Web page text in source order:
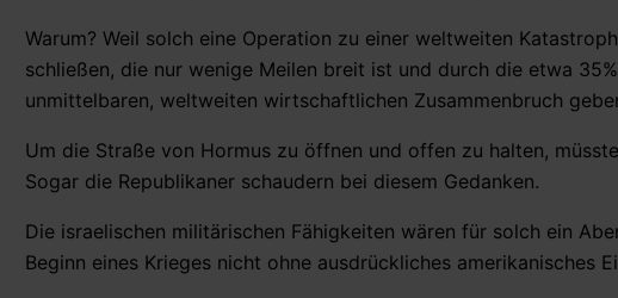
Warum? Weil solch eine Operation zu einer weltweiten
schließen, die nur wenige Meilen breit ist und durch die etwa
unmittelbaren, weltweiten wirtschaftlichen Zusammenbruch
Um die Straße von Hormus zu öffnen und offen zu halten,
Sogar die Republikaner schaudern bei diesem Gedanken.
Die israelischen militärischen Fähigkeiten wären für solch ein
Beginn eines Krieges nicht ohne ausdrückliches amerikanisches